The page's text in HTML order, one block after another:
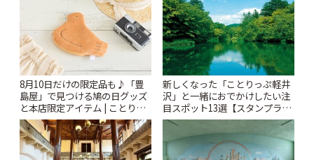
8月10日だけの限定品も♪「豊
島屋」で見つける鳩の日グッズ
と本店限定アイテム | ことりっ
ぷ
新しくなった「ことりっぷ軽井
沢」と一緒におでかけしたい注
目スポット13選【スタンプラリ
ー開催中】 | ことりっぷ